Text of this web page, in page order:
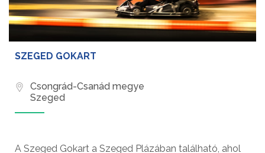
SZEGED GOKART
Csongrád-Csanád megye
Szeged
A Szeged Gokart a Szeged Plázában található, ahol